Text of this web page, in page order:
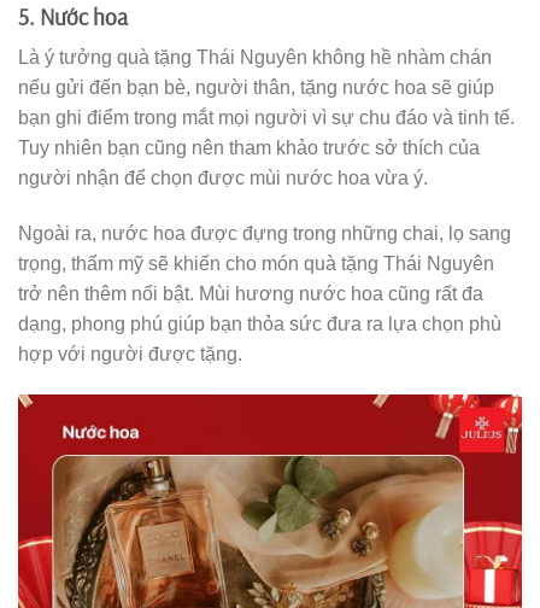
5. Nước hoa
Là ý tưởng quà tặng Thái Nguyên không hề nhàm chán
nếu gửi đến bạn bè, người thân, tặng nước hoa sẽ giúp
bạn ghi điểm trong mắt mọi người vì sự chu đáo và tinh tế.
Tuy nhiên bạn cũng nên tham khảo trước sở thích của
người nhận để chọn được mùi nước hoa vừa ý.
Ngoài ra, nước hoa được đựng trong những chai, lọ sang
trọng, thẩm mỹ sẽ khiến cho món quà tặng Thái Nguyên
trở nên thêm nổi bật. Mùi hương nước hoa cũng rất đa
dạng, phong phú giúp bạn thỏa sức đưa ra lựa chọn phù
hợp với người được tặng.